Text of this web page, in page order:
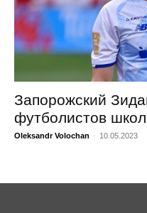
Запорожский
футболистов
Oleksandr Volochan - 10.05.2023